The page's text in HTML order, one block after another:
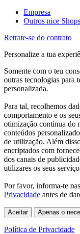
Empresa
Outros nice Shops
Retrate-se do contrato
Personalize a tua
Somente com o teu
outras tecnologias para
personalizada.
Para tal, recolhemos
comportamento e os
otimização contínua do
conteúdos
de utilização. Além
encriptados com
dos canais de
utilizares os seus
Por favor, informa-te
Privacidade antes de
Aceitar Apenas o
Política de Privacidade